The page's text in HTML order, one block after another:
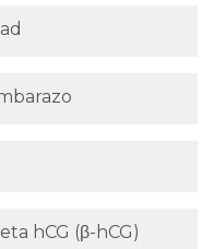
hCG (β-hCG)